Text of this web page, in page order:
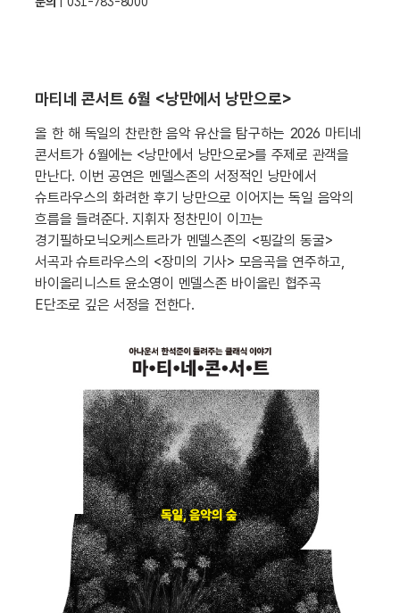
마티네 콘서트 6월 <낭만에서 낭만으로>
올 한 해 독일의 찬란한 음악 유산을 탐구하는 2026 마티네
콘서트가 6월에는 <낭만에서 낭만으로>를 주제로 관객을
만난다. 이번 공연은 멘델스존의 서정적인 낭만에서
슈트라우스의 화려한 후기 낭만으로 이어지는 독일 음악의
흐름을 들려준다. 지휘자 정찬민이 이끄는
경기필하모닉오케스트라가 멘델스존의 <핑갈의 동굴>
서곡과 슈트라우스의 <장미의 기사> 모음곡을 연주하고,
바이올리니스트 윤소영이 멘델스존 바이올린 협주곡
E단조로 깊은 서정을 전한다.